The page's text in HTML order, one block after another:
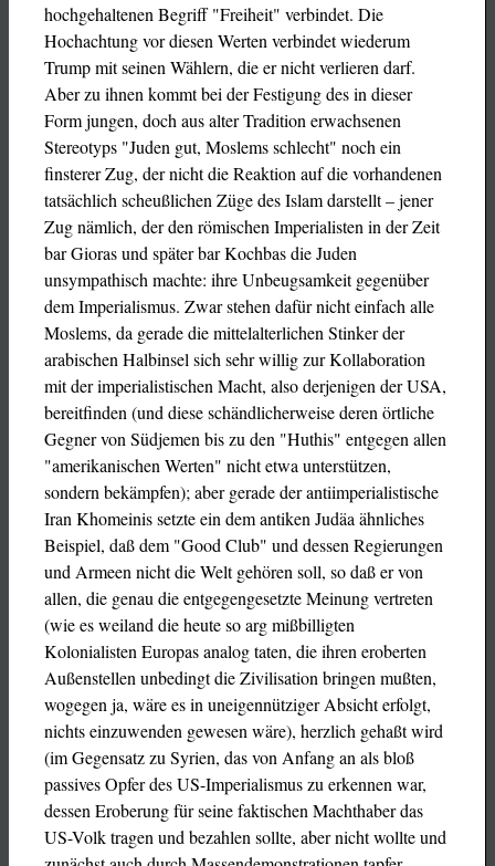
hochgehaltenen Begriff "Freiheit" verbindet. Die
Hochachtung vor diesen Werten verbindet wiederum
Trump mit seinen Wählern, die er nicht verlieren darf.
Aber zu ihnen kommt bei der Festigung des in dieser
Form jungen, doch aus alter Tradition erwachsenen
Stereotyps "Juden gut, Moslems schlecht" noch ein
finsterer Zug, der nicht die Reaktion auf die vorhandenen
tatsächlich scheußlichen Züge des Islam darstellt – jener
Zug nämlich, der den römischen Imperialisten in der Zeit
bar Gioras und später bar Kochbas die Juden
unsympathisch machte: ihre Unbeugsamkeit gegenüber
dem Imperialismus. Zwar stehen dafür nicht einfach alle
Moslems, da gerade die mittelalterlichen Stinker der
arabischen Halbinsel sich sehr willig zur Kollaboration
mit der imperialistischen Macht, also derjenigen der USA,
bereitfinden (und diese schändlicherweise deren örtliche
Gegner von Südjemen bis zu den "Huthis" entgegen allen
"amerikanischen Werten" nicht etwa unterstützen,
sondern bekämpfen); aber gerade der antiimperialistische
Iran Khomeinis setzte ein dem antiken Judäa ähnliches
Beispiel, daß dem "Good Club" und dessen Regierungen
und Armeen nicht die Welt gehören soll, so daß er von
allen, die genau die entgegengesetzte Meinung vertreten
(wie es weiland die heute so arg mißbilligten
Kolonialisten Europas analog taten, die ihren eroberten
Außenstellen unbedingt die Zivilisation bringen mußten,
wogegen ja, wäre es in uneigennütziger Absicht erfolgt,
nichts einzuwenden gewesen wäre), herzlich gehaßt wird
(im Gegensatz zu Syrien, das von Anfang an als bloß
passives Opfer des US-Imperialismus zu erkennen war,
dessen Eroberung für seine faktischen Machthaber das
US-Volk tragen und bezahlen sollte, aber nicht wollte und